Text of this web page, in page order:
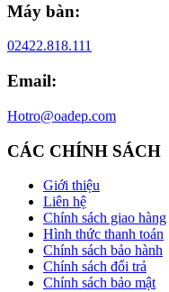
Máy bàn:
02422.818.111
Email:
Hotro@oadep.com
CÁC CHÍNH SÁCH
Giới thiệu
Liên hệ
Chính sách giao hàng
Hình thức thanh toán
Chính sách bảo hành
Chính sách đổi trả
Chính sách bảo mật